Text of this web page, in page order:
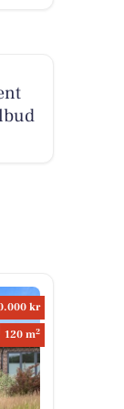
kr
120 m2